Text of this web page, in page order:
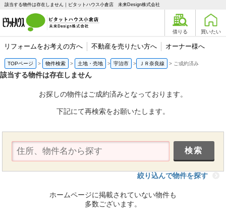
該当する物件は存在しません｜ピタットハウス小倉店 未来Design株式会社
借りる 買いたい
リフォームをお考えの方へ 不動産を売りたい方へ オーナー様へ
TOPページ 物件検索 土地・売地 宇治市 ＪＲ奈良線 ご成約済み
該当する物件は存在しません
お探しの物件はご成約済みとなっております。
下記にて再検索をお願いたします。
絞り込んで物件を探す
ホームページに掲載されていない物件も
多数ございます。